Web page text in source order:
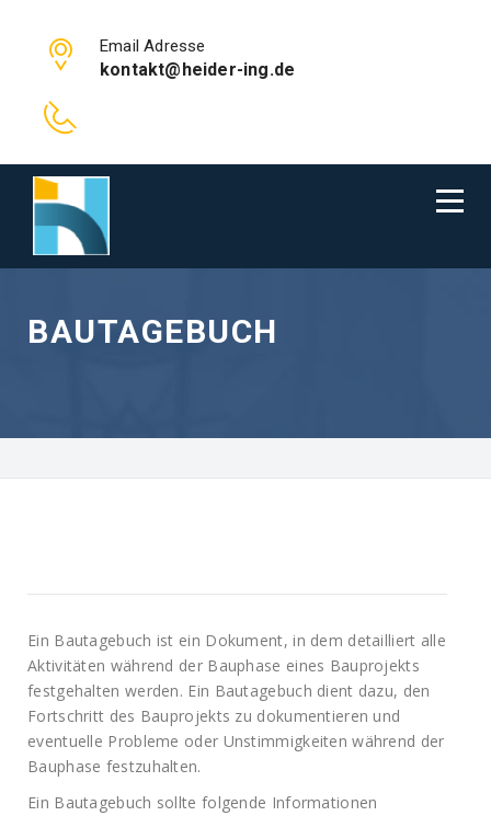
Email Adresse
kontakt@heider-ing.de
BAUTAGEBUCH
Ein Bautagebuch ist ein Dokument, in dem detailliert alle
Aktivitäten während der Bauphase eines Bauprojekts
festgehalten werden. Ein Bautagebuch dient dazu, den
Fortschritt des Bauprojekts zu dokumentieren und
eventuelle Probleme oder Unstimmigkeiten während der
Bauphase festzuhalten.
Ein Bautagebuch sollte folgende Informationen